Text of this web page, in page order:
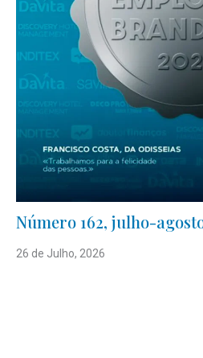
Número 162, julho-
26 de Julho, 2026